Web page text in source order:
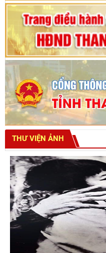
THƯ VIỆN ẢNH